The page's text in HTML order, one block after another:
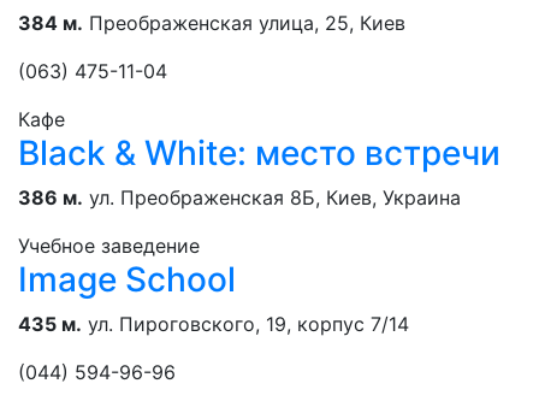
384 м. Преображенская улица, 25, Киев
(063) 475-11-04
Кафе
Black & White: место встречи
386 м. ул. Преображенская 8Б, Киев, Украина
Учебное заведение
Image School
435 м. ул. Пироговского, 19, корпус 7/14
(044) 594-96-96